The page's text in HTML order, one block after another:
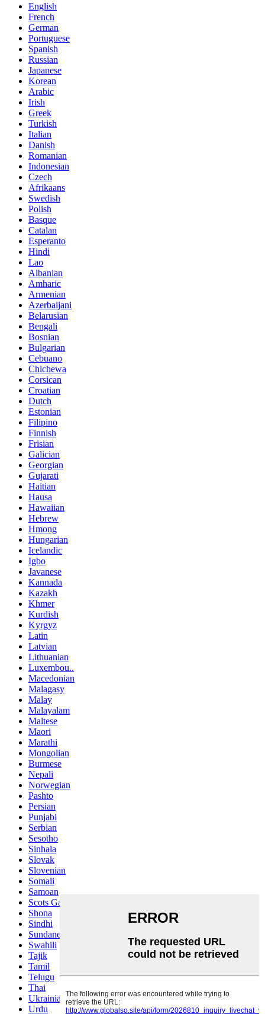
English
French
German
Portuguese
Spanish
Russian
Japanese
Korean
Arabic
Irish
Greek
Turkish
Italian
Danish
Romanian
Indonesian
Czech
Afrikaans
Swedish
Polish
Basque
Catalan
Esperanto
Hindi
Lao
Albanian
Amharic
Armenian
Azerbaijani
Belarusian
Bengali
Bosnian
Bulgarian
Cebuano
Chichewa
Corsican
Croatian
Dutch
Estonian
Filipino
Finnish
Frisian
Galician
Georgian
Gujarati
Haitian
Hausa
Hawaiian
Hebrew
Hmong
Hungarian
Icelandic
Igbo
Javanese
Kannada
Kazakh
Khmer
Kurdish
Kyrgyz
Latin
Latvian
Lithuanian
Luxembou..
Macedonian
Malagasy
Malay
Malayalam
Maltese
Maori
Marathi
Mongolian
Burmese
Nepali
Norwegian
Pashto
Persian
Punjabi
Serbian
Sesotho
Sinhala
Slovak
Slovenian
Somali
Samoan
Scots Gaelic
Shona
Sindhi
Sundanese
Swahili
Tajik
Tamil
Telugu
Thai
Ukrainian
Urdu